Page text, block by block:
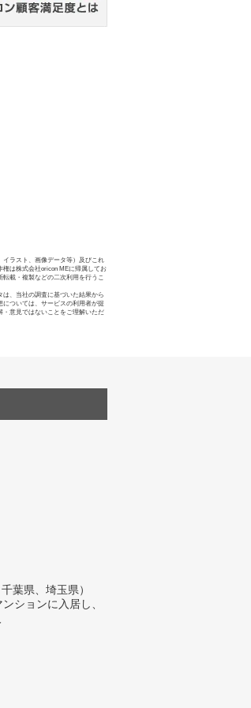
イラスト、画像データ等）及びこれ
は株式会社oricon MEに帰属してお
載・複製などの二次利用を行うこ
、当社の調査に基づいた結果から
については、サービスの利用者が提
・意見ではないことをご理解いただ
葉県、埼玉県）
ションに入居し、